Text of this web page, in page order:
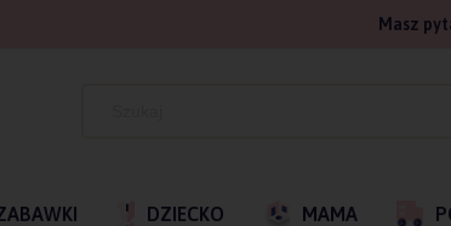
Masz
DZIECKO MAMA